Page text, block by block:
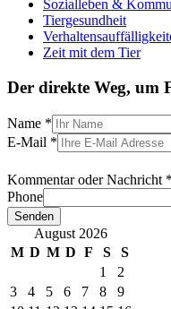
Sozialleben &
Tiergesundheit
Zeit mit dem Tier
Der direkte Weg, um
Name *
E-Mail *
Kommentar oder Nachricht *
Phone
Senden
August 2026
M D M D F S
S
1
2
3
4 5 6 7 8
9